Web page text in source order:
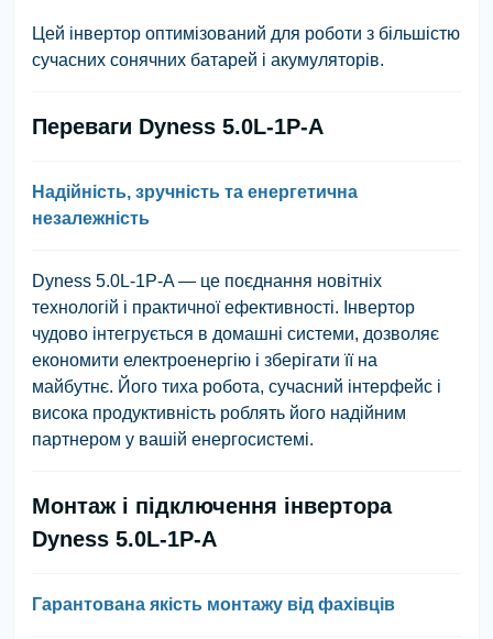
Цей інвертор оптимізований для роботи з більшістю
сучасних сонячних батарей і акумуляторів.
Переваги Dyness 5.0L-1P-A
Надійність, зручність та енергетична
незалежність
Dyness 5.0L-1P-A — це поєднання новітніх
технологій і практичної ефективності. Інвертор
чудово інтегрується в домашні системи, дозволяє
економити електроенергію і зберігати її на
майбутнє. Його тиха робота, сучасний інтерфейс і
висока продуктивність роблять його надійним
партнером у вашій енергосистемі.
Монтаж і підключення інвертора
Dyness 5.0L-1P-A
Гарантована якість монтажу від фахівців